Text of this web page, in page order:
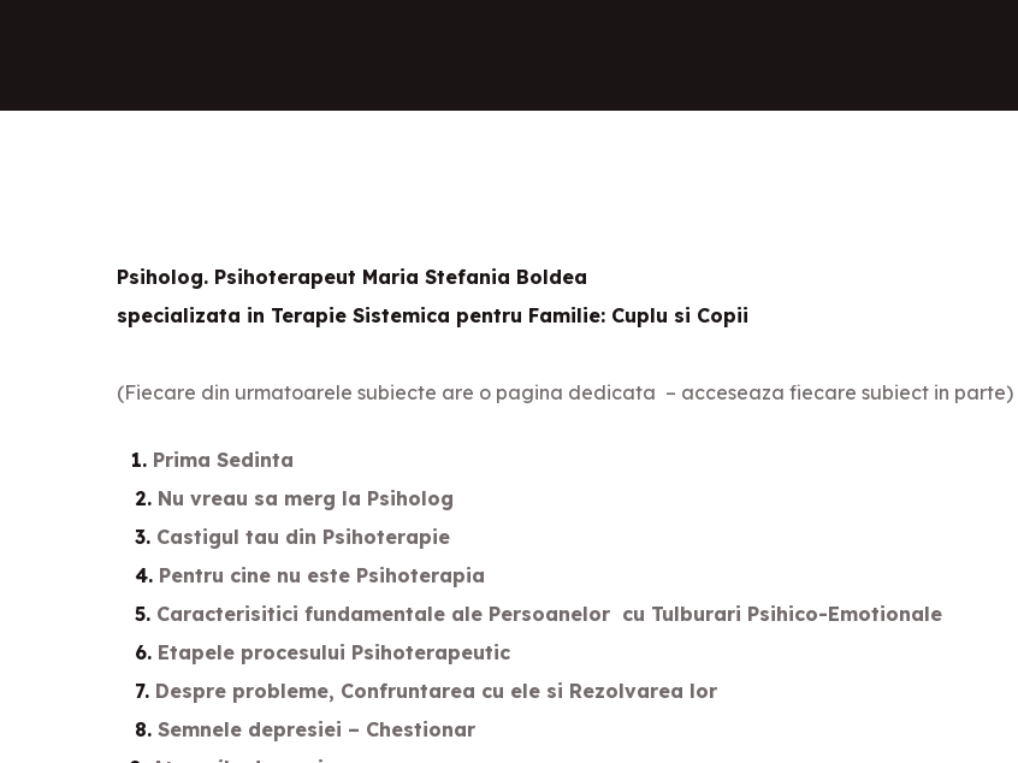
Psiholog. Psihoterapeut Maria Stefania Boldea
specializata in Terapie Sistemica pentru Familie: Cuplu si Copii
(Fiecare din urmatoarele subiecte are o pagina dedicata – acceseaza fiecare subiect in parte)
1. Prima Sedinta
2. Nu vreau sa merg la Psiholog
3. Castigul tau din Psihoterapie
4. Pentru cine nu este Psihoterapia
5. Caracterisitici fundamentale ale Persoanelor cu Tulburari Psihico-Emotionale
6. Etapele procesului Psihoterapeutic
7. Despre probleme, Confruntarea cu ele si Rezolvarea lor
8. Semnele depresiei – Chestionar